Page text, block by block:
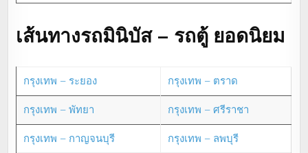
เส้นทางรถมินิบัส – รถตู้ ยอดนิยม
กรุงเทพ – ระยอง กรุงเทพ – ตราด
กรุงเทพ – พัทยา กรุงเทพ – ศรีราชา
กรุงเทพ – กาญจนบุรี กรุงเทพ – ลพบุรี